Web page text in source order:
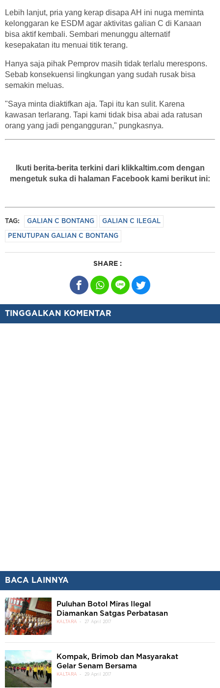
Lebih lanjut, pria yang kerap disapa AH ini nuga meminta
kelonggaran ke ESDM agar aktivitas galian C di Kanaan
bisa aktif kembali. Sembari menunggu alternatif
kesepakatan itu menuai titik terang.
Hanya saja pihak Pemprov masih tidak terlalu merespons.
Sebab konsekuensi lingkungan yang sudah rusak bisa
semakin meluas.
"Saya minta diaktifkan aja. Tapi itu kan sulit. Karena
kawasan terlarang. Tapi kami tidak bisa abai ada ratusan
orang yang jadi pengangguran," pungkasnya.
Ikuti berita-berita terkini dari klikkaltim.com dengan
mengetuk suka di halaman Facebook kami berikut ini:
TAG: GALIAN C BONTANG GALIAN C ILEGAL
PENUTUPAN GALIAN C BONTANG
SHARE :
TINGGALKAN KOMENTAR
BACA LAINNYA
Puluhan Botol Miras Ilegal
Diamankan Satgas Perbatasan
KALTARA 27 April 2017
Kompak, Brimob dan Masyarakat
Gelar Senam Bersama
KALTARA 29 April 2017